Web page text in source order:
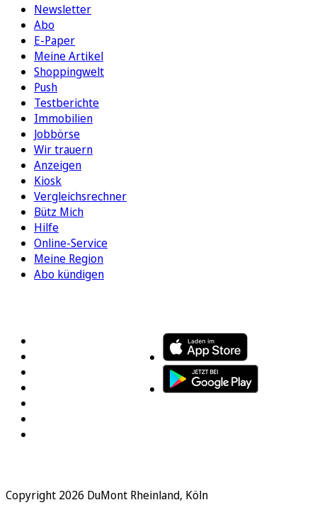
Newsletter
Abo
E-Paper
Meine Artikel
Shoppingwelt
Push
Testberichte
Immobilien
Jobbörse
Wir trauern
Anzeigen
Kiosk
Vergleichsrechner
Bütz Mich
Hilfe
Online-Service
Meine Region
Abo kündigen
Copyright 2026 DuMont Rheinland, Köln